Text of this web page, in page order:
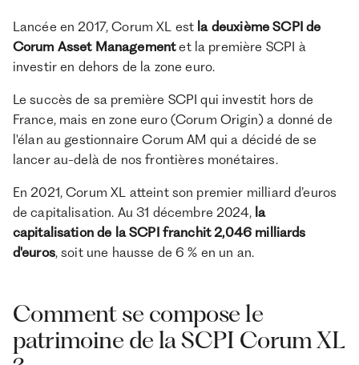
Lancée en 2017, Corum XL est la deuxième SCPI de
Corum Asset Managementet la première SCPI à
investir en dehors de la zone euro.
Le succès de sa première SCPI qui investit hors de
France, mais en zone euro (Corum Origin) a donné de
l'élan au gestionnaire Corum AM qui a décidé de se
lancer au-delà de nos frontières monétaires.
En 2021, Corum XL atteint son premier milliard d’euros
de capitalisation. Au 31 décembre 2024, la
capitalisation de la SCPI franchit 2,046 milliards
d'euros, soit une hausse de 6 % en un an.
Comment se compose le
patrimoine de la SCPI Corum XL